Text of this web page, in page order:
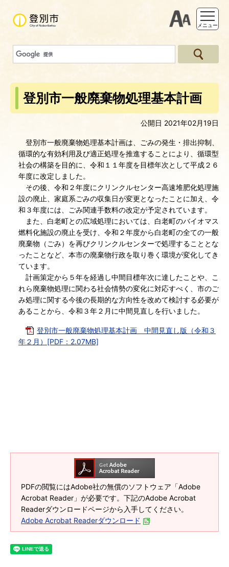
支援ツー
メニュー
登別市一般廃棄物処理基本計画
公開日 2021年02月19日
登別市一般廃棄物処理基本計画は、ごみの発生・排出抑制、
循環的な有効利用及び適正処理を推進することにより、循環型
社会の構築を目的に、令和１１年度を目標年次として平成２６
年度に改定しました。
その後、令和２年度にクリンクルセンター高速堆肥化処理施
設の廃止、家庭系ごみの収集日が変更となったことに加え、令
和３年度には、ごみ関連手数料の改定が予定されています。
また、白老町との広域処理においては、白老町のバイオマス
燃料化施設の廃止を受け、令和２年度から白老町の全ての一般
廃棄物（ごみ）を再びクリンクルセンターで処理することとな
ったことなど、本市の廃棄物行政を取り巻く環境が変化してき
ています。
計画策定から５年を経過し中間目標年次に達したことや、こ
れら廃棄物処理に関わる社会情勢の変化に対応すべく、市のご
み処理に関する今後の長期的な方向性を改めて検討する必要が
あることから、令和３年２月に中間見直しを行いました。
登別市一般廃棄物処理基本計画 中間見直し版（令和３
年２月）[PDF：2.07MB]
PDFの閲覧にはAdobe社の無償のソフトウェア「Adobe
Acrobat Reader」が必要です。下記のAdobe Acrobat
Readerダウンロードページから入手してください。
Adobe Acrobat Readerダウンロード